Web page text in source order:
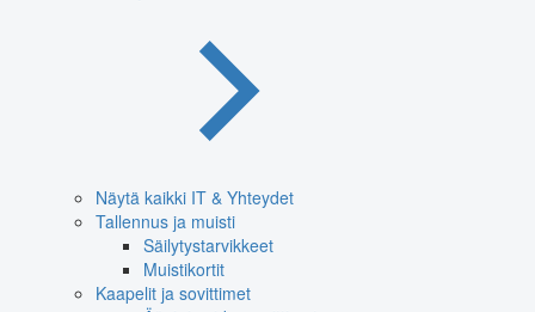
Näytä kaikki IT & Yhteydet
Tallennus ja muisti
Säilytystarvikkeet
Muistikortit
Kaapelit ja sovittimet